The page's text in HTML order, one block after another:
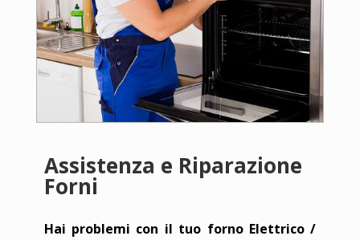
Assistenza e Riparazione
Forni
Hai problemi con il tuo forno Elettrico /